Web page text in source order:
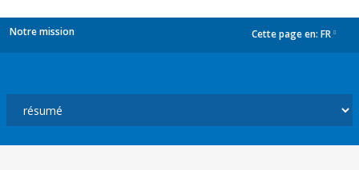
Notre mission Cette page en: FR